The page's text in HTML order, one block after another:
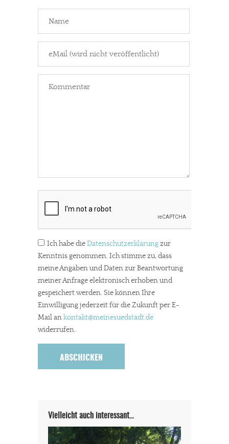
Dir gefällt unsere Arbeit?
Ich habe dieDatenschutzerklärungzur
Kenntnis genommen. Ich stimme zu, dass
meine Angaben und Daten zur Beantwortung
meiner Anfrage elektronisch erhoben und
gespeichert werden. Sie können Ihre
Einwilligung jederzeit für die Zukunft per E-
Mail ankontakt@meinesuedstadt.de
widerrufen.
Vielleicht auch interessant…